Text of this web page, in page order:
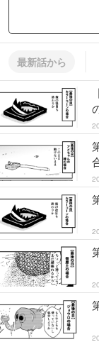
最新話から